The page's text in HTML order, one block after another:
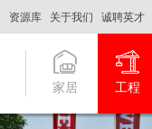
资源库 关于我们 诚聘英才
家居 工程